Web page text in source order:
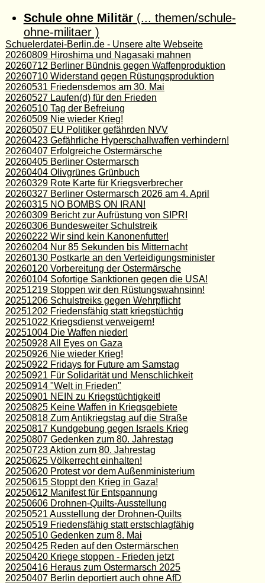
Schule ohne Militär(... themen/schule-
ohne-militaer )
Schuelerdatei-Berlin.de - Unsere alte Webseite
20260809 Hiroshima und Nagasaki mahnen
20260712 Berliner Bündnis gegen Waffenproduktion
20260710 Widerstand gegen Rüstungsproduktion
20260531 Friedensdemos am 30. Mai
20260527 Laufen(d) für den Frieden
20260510 Tag der Befreiung
20260509 Nie wieder Krieg!
20260507 EU Politiker gefährden NVV
20260423 Gefährliche Hyperschallwaffen verhindern!
20260407 Erfolgreiche Ostermärsche
20260405 Berliner Ostermarsch
20260404 Olivgrünes Grünbuch
20260329 Rote Karte für Kriegsverbrecher
20260327 Berliner Ostermarsch 2026 am 4. April
20260315 NO BOMBS ON IRAN!
20260309 Bericht zur Aufrüstung von SIPRI
20260306 Bundesweiter Schulstreik
20260222 Wir sind kein Kanonenfutter!
20260204 Nur 85 Sekunden bis Mitternacht
20260130 Postkarte an den Verteidigungsminister
20260120 Vorbereitung der Ostermärsche
20260104 Sofortige Sanktionen gegen die USA!
20251219 Stoppen wir den Rüstungswahnsinn!
20251206 Schulstreiks gegen Wehrpflicht
20251202 Friedensfähig statt kriegstüchtig
20251022 Kriegsdienst verweigern!
20251004 Die Waffen nieder!
20250928 All Eyes on Gaza
20250926 Nie wieder Krieg!
20250922 Fridays for Future am Samstag
20250921 Für Solidarität und Menschlichkeit
20250914 "Welt in Frieden"
20250901 NEIN zu Kriegstüchtigkeit!
20250825 Keine Waffen in Kriegsgebiete
20250818 Zum Antikriegstag auf die Straße
20250817 Kundgebung gegen Israels Krieg
20250807 Gedenken zum 80. Jahrestag
20250723 Aktion zum 80. Jahrestag
20250625 Völkerrecht einhalten!
20250620 Protest vor dem Außenministerium
20250615 Stoppt den Krieg in Gaza!
20250612 Manifest für Entspannung
20250606 Drohnen-Quilts-Ausstellung
20250521 Ausstellung der Drohnen-Quilts
20250519 Friedensfähig statt erstschlagfähig
20250510 Gedenken zum 8. Mai
20250425 Reden auf den Ostermärschen
20250420 Kriege stoppen - Frieden jetzt
20250416 Heraus zum Ostermarsch 2025
20250407 Berlin deportiert auch ohne AfD